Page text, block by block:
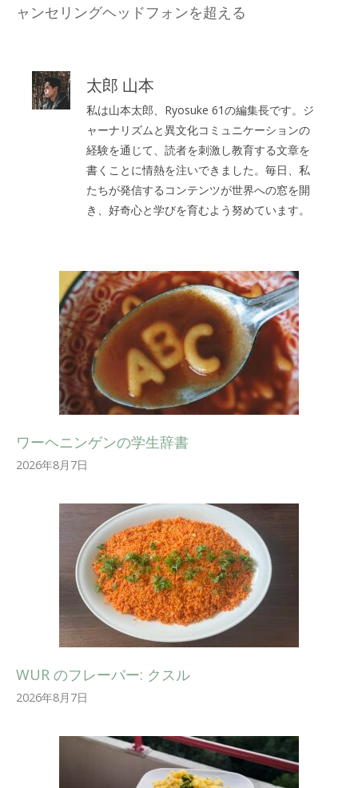
ャンセリングヘッドフォンを超える
太郎 山本
私は山本太郎、Ryosuke 61の編集長です。ジ
ャーナリズムと異文化コミュニケーションの
経験を通じて、読者を刺激し教育する文章を
書くことに情熱を注いできました。毎日、私
たちが発信するコンテンツが世界への窓を開
き、好奇心と学びを育むよう努めています。
ワーヘニンゲンの学生辞書
2026年8月7日
WUR のフレーバー: クスル
2026年8月7日